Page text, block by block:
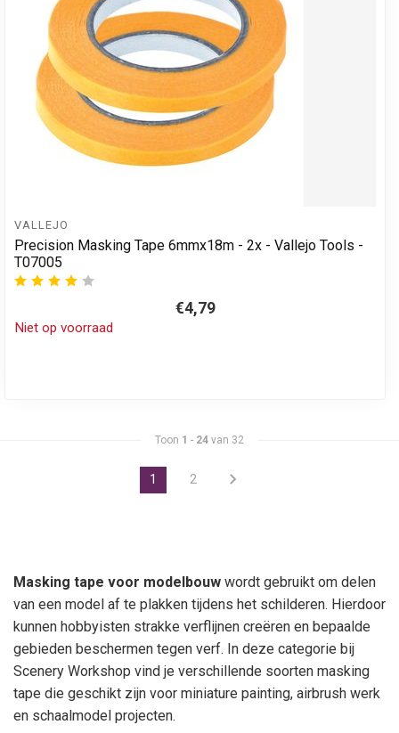
VALLEJO
Precision Masking Tape 6mmx18m - 2x - Vallejo Tools -
T07005
€4,79
Niet op voorraad
Toon 1 - 24 van 32
1 2
Masking tape voor modelbouw wordt gebruikt om delen
van een model af te plakken tijdens het schilderen. Hierdoor
kunnen hobbyisten strakke verflijnen creëren en bepaalde
gebieden beschermen tegen verf. In deze categorie bij
Scenery Workshop vind je verschillende soorten masking
tape die geschikt zijn voor miniature painting, airbrush werk
en schaalmodel projecten.